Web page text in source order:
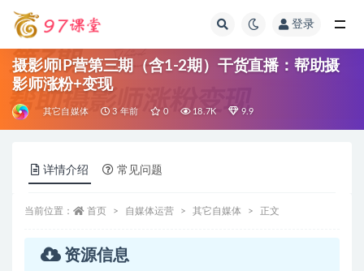
登录
摄影师IP营第三期（含1-2期）干货直播：帮助摄
影师涨粉+变现
其它自媒体 3 年前 0 18.7K 9.9
详情介绍 常见问题
当前位置： 首页 自媒体运营 其它自媒体 正文
资源信息